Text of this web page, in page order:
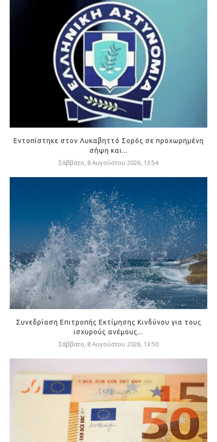
Εντοπίστηκε στον Λυκαβηττό Σορός σε προχωρημένη
σήψη και...
Σάββατο, 8 Αυγούστου 2026, 13:54
Συνεδρίαση Επιτροπής Εκτίμησης Κινδύνου για τους
ισχυρούς ανέμους...
Σάββατο, 8 Αυγούστου 2026, 13:50